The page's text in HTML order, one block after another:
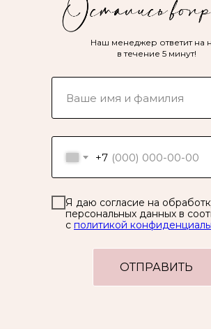
+7
Я даю согласие на
персональных данных в
с политикой
ОТПРАВИТЬ
Наш менеджер ответит на
в течение 5 минут!